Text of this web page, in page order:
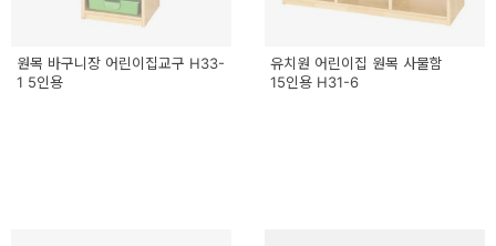
원목 바구니장 어린이집교구 H33-
1 5인용
유치원 어린이집 원목 사물함
15인용 H31-6